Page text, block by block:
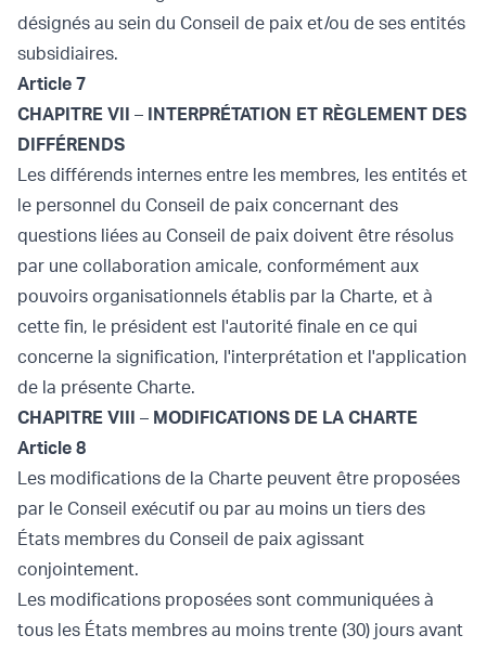
désignés au sein du Conseil de paix et/ou de ses entités
subsidiaires.
Article 7
CHAPITRE VII – INTERPRÉTATION ET RÈGLEMENT DES
DIFFÉRENDS
Les différends internes entre les membres, les entités et
le personnel du Conseil de paix concernant des
questions liées au Conseil de paix doivent être résolus
par une collaboration amicale, conformément aux
pouvoirs organisationnels établis par la Charte, et à
cette fin, le président est l'autorité finale en ce qui
concerne la signification, l'interprétation et l'application
de la présente Charte.
CHAPITRE VIII – MODIFICATIONS DE LA CHARTE
Article 8
Les modifications de la Charte peuvent être proposées
par le Conseil exécutif ou par au moins un tiers des
États membres du Conseil de paix agissant
conjointement.
Les modifications proposées sont communiquées à
tous les États membres au moins trente (30) jours avant